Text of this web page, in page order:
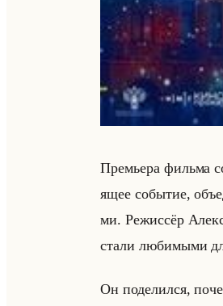
Пре­мье­ра фильма
ящее со­бы­тие,
ми. Ре­жис­сёр
стали лю­би­мы­ми
Он по­де­лил­ся,